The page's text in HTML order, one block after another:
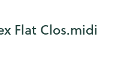
Flat Clos.midi